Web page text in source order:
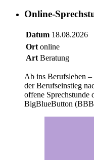
Online-
Datum 18.08.2026
Ort online
Art Beratung
Ab ins Berufsleben –
der Berufseinstieg
offene Sprechstunde
BigBlueButton